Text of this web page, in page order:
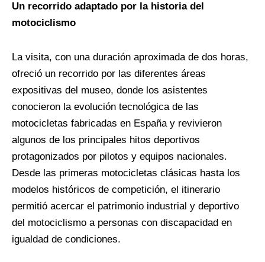
Un recorrido adaptado por la historia del
motociclismo
La visita, con una duración aproximada de dos horas,
ofreció un recorrido por las diferentes áreas
expositivas del museo, donde los asistentes
conocieron la evolución tecnológica de las
motocicletas fabricadas en España y revivieron
algunos de los principales hitos deportivos
protagonizados por pilotos y equipos nacionales.
Desde las primeras motocicletas clásicas hasta los
modelos históricos de competición, el itinerario
permitió acercar el patrimonio industrial y deportivo
del motociclismo a personas con discapacidad en
igualdad de condiciones.